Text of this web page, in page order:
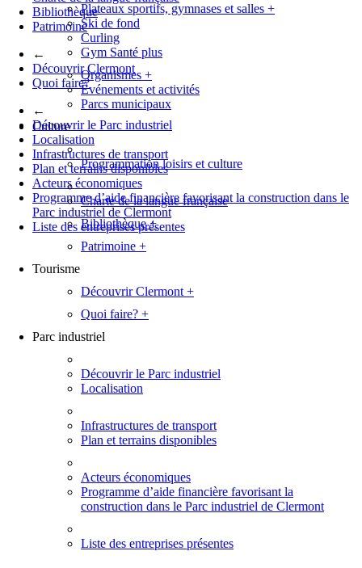
Bibliothèque
Patrimoine
←
Découvrir Clermont
Quoi faire?
←
Découvrir le Parc industriel
Localisation
Infrastructures de transport
Plan et terrains disponibles
Acteurs économiques
Programme d’aide financière favorisant la construction dans le
Parc industriel de Clermont
Liste des entreprises présentes
Plateaux sportifs, gymnases et salles +
Ski de fond
Curling
Gym Santé plus
Organismes +
Événements et activités
Parcs municipaux
Culture
Programmation loisirs et culture
Charte de la langue française
Bibliothèque+
Patrimoine +
Tourisme
Découvrir Clermont +
Quoi faire? +
Parc industriel
Découvrir le Parc industriel
Localisation
Infrastructures de transport
Plan et terrains disponibles
Acteurs économiques
Programme d’aide financière favorisant la
construction dans le Parc industriel de Clermont
Liste des entreprises présentes